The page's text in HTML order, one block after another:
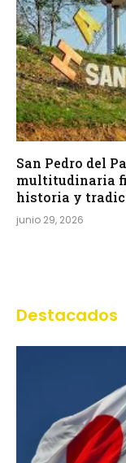
San Pedro del
multitudinaria
historia y
junio 29, 2026
Destacados